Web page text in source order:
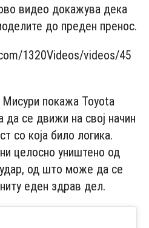
видео докажува дека
до преден пренос.
1320Videos/videos/45
покажа Toyota
да се движи на свој начин
со која било логика.
целосно уништено од
од што може да се
еден здрав дел.